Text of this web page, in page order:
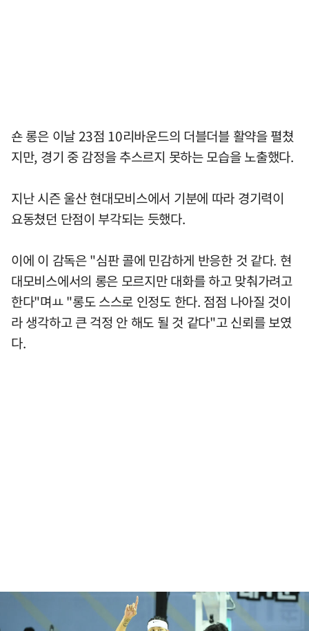
숀 롱은 이날 23점 10리바운드의 더블더블 활약을 펼쳤
지만, 경기 중 감정을 추스르지 못하는 모습을 노출했다.
지난 시즌 울산 현대모비스에서 기분에 따라 경기력이
요동쳤던 단점이 부각되는 듯했다.
이에 이 감독은 "심판 콜에 민감하게 반응한 것 같다. 현
대모비스에서의 롱은 모르지만 대화를 하고 맞춰가려고
한다"며ㅛ "롱도 스스로 인정도 한다. 점점 나아질 것이
라 생각하고 큰 걱정 안 해도 될 것 같다"고 신뢰를 보였
다.